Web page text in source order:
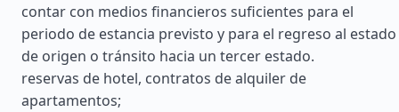
contar con medios financieros suficientes para el
periodo de estancia previsto y para el regreso al estado
de origen o tránsito hacia un tercer estado.
reservas de hotel, contratos de alquiler de
apartamentos;